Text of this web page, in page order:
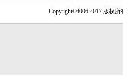
Copyright©4006-4017 版权